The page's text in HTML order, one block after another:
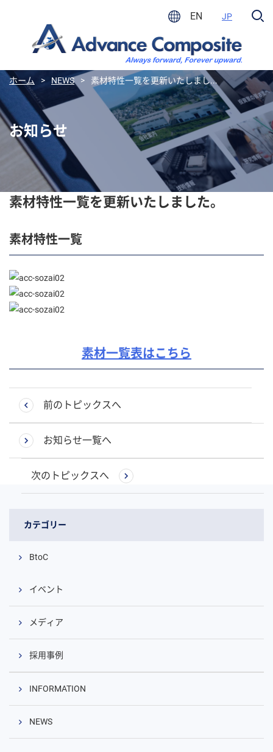
EN JP
ホーム > NEWS > 素材特性一覧を更新いたしまし...
お知らせ
素材特性一覧を更新いたしました。
素材特性一覧
素材一覧表はこちら
前のトピックスへ
お知らせ一覧へ
次のトピックスへ
カテゴリー
BtoC
イベント
メディア
採用事例
INFORMATION
NEWS